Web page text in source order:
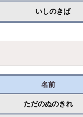
いしのきば
名前
ただのぬのきれ